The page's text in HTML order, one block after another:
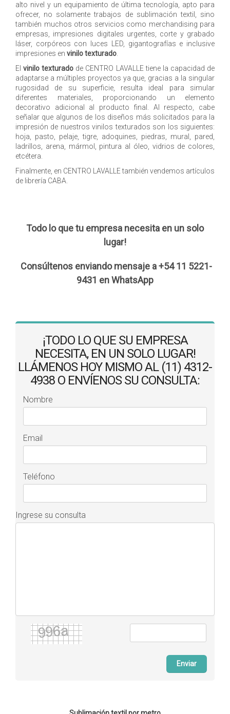
alto nivel y un equipamiento de última tecnología, apto para
ofrecer, no solamente trabajos de sublimación textil, sino
también muchos otros servicios como merchandising para
empresas, impresiones digitales urgentes, corte y grabado
láser, corpóreos con luces LED, gigantografías e inclusive
impresiones en vinilo texturado
Elvinilo texturado de CENTRO LAVALLE tiene la capacidad de
adaptarse a múltiples proyectos ya que, gracias a la singular
rugosidad de su superficie, resulta ideal para simular
diferentes materiales, proporcionando un elemento
decorativo adicional al producto final. Al respecto, cabe
señalar que algunos de los diseños más solicitados para la
impresión de nuestros vinilos texturados son los siguientes:
hoja, pasto, pelaje, tigre, adoquines, piedras, mural, pared,
ladrillos, arena, mármol, pintura al óleo, vidrios de colores,
etcétera.
Finalmente, en CENTRO LAVALLE también vendemos artículos
de librería CABA.
Todo lo que tu empresa necesita en un solo
lugar!
Consúltenos enviando mensaje a +54 11 5221-
9431 en WhatsApp
¡TODO LO QUE SU EMPRESA
NECESITA, EN UN SOLO LUGAR!
LLÁMENOS HOY MISMO AL (11) 4312-
4938 O ENVÍENOS SU CONSULTA:
Nombre
Email
Teléfono
Ingrese su consulta
Enviar